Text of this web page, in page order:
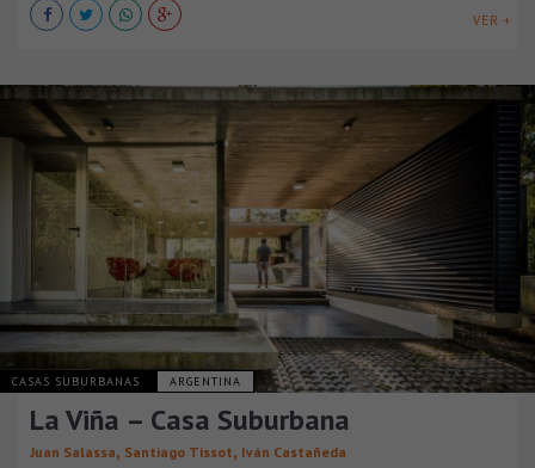
VER +
CASAS SUBURBANAS ARGENTINA
La Viña – Casa Suburbana
Juan Salassa, Santiago Tissot, Iván Castañeda